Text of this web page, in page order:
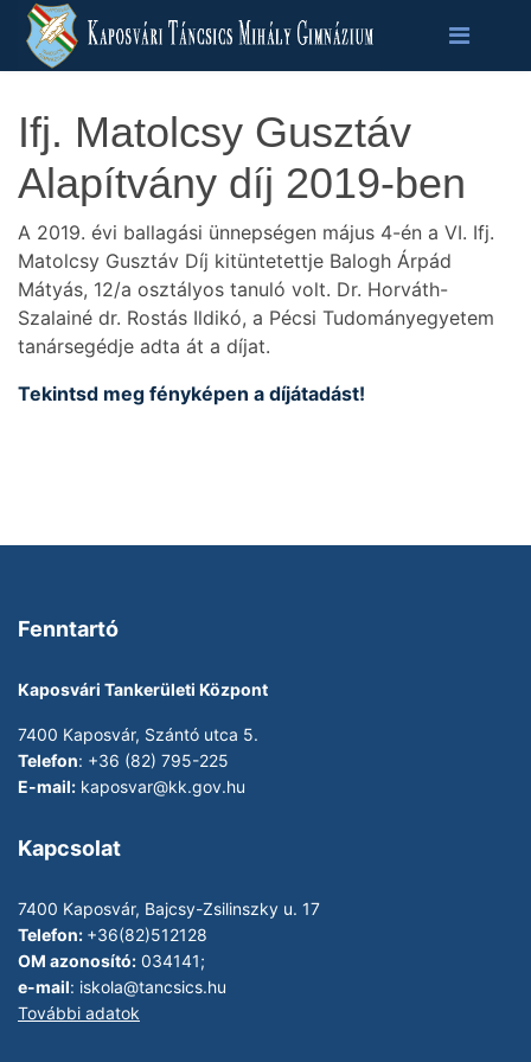
Ifj. Matolcsy Gusztáv
Alapítvány díj 2019-ben
A 2019. évi ballagási ünnepségen május 4-én a VI. Ifj.
Matolcsy Gusztáv Díj kitüntetettje Balogh Árpád
Mátyás, 12/a osztályos tanuló volt. Dr. Horváth-
Szalainé dr. Rostás Ildikó, a Pécsi Tudományegyetem
tanársegédje adta át a díjat.
Tekintsd meg fényképen a díjátadást!
Fenntartó
Kaposvári Tankerületi Központ
7400 Kaposvár, Szántó utca 5.
Telefon: +36 (82) 795-225
E-mail: kaposvar@kk.gov.hu
Kapcsolat
7400 Kaposvár, Bajcsy-Zsilinszky u. 17
Telefon: +36(82)512128
OM azonosító: 034141;
e-mail: iskola@tancsics.hu
További adatok